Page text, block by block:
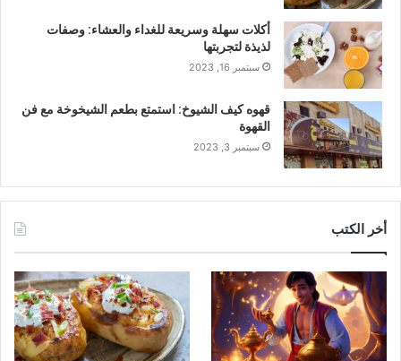
أكلات سهلة وسريعة للغداء والعشاء: وصفات
لذيذة لتجربتها
سبتمبر 16, 2023
قهوه كيف الشيوخ: استمتع بطعم الشيخوخة مع فن
القهوة
سبتمبر 3, 2023
أخر الكتب